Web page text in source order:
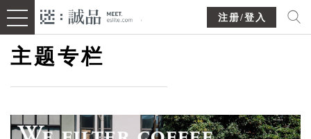
注册/登入
主题专栏